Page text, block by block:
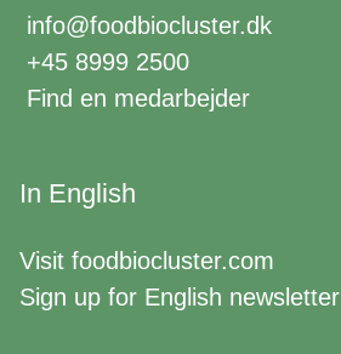
info@foodbiocluster.dk
+45 8999 2500
Find en medarbejder
In English
Visit foodbiocluster.com
Sign up for English newsletter